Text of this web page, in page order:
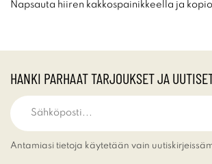
Napsauta hiiren kakkospainikkeella ja
HANKI PARHAAT TARJOUKSET JA
Antamiasi tietoja käytetään vain